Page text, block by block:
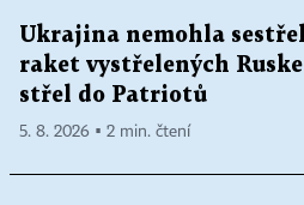
Ukrajina nemohla
raket vystřelených
střel do Patriotů
5. 8. 2026 ▪ 2 min. čtení